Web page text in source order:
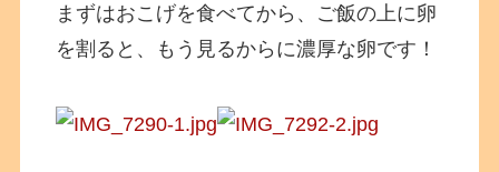
まずはおこげを食べてから、ご飯の上に卵
を割ると、もう見るからに濃厚な卵です！